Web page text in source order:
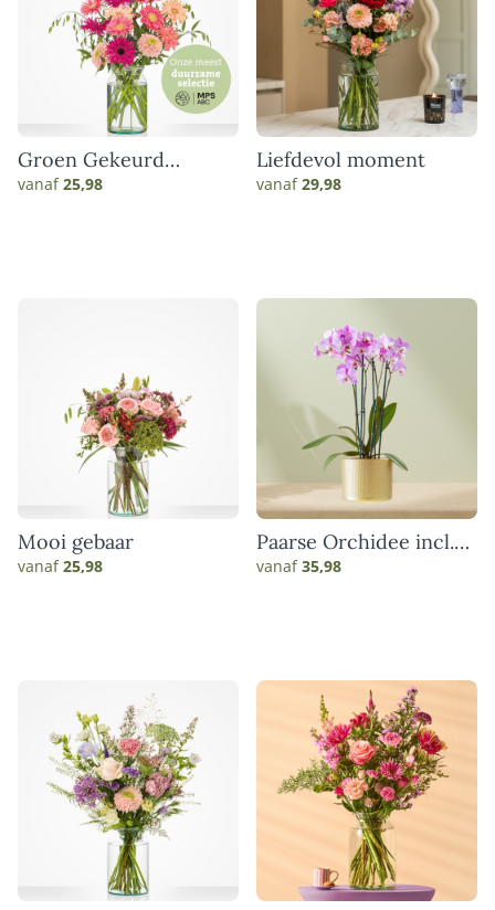
Groen Gekeurd
gerbera boeket
vanaf25,98
Liefdevol moment
vanaf29,98
Mooi gebaar
vanaf25,98
Paarse Orchidee incl.
pot
vanaf35,98